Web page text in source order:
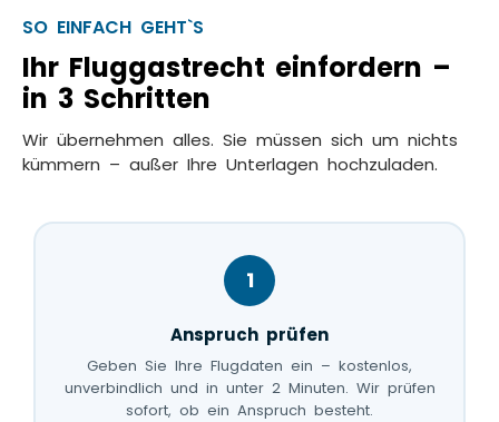
SO EINFACH GEHT`S
Ihr Fluggastrecht einfordern –
in 3 Schritten
Wir übernehmen alles. Sie müssen sich um nichts
kümmern – außer Ihre Unterlagen hochzuladen.
1
Anspruch prüfen
Geben Sie Ihre Flugdaten ein – kostenlos,
unverbindlich und in unter 2 Minuten. Wir prüfen
sofort, ob ein Anspruch besteht.